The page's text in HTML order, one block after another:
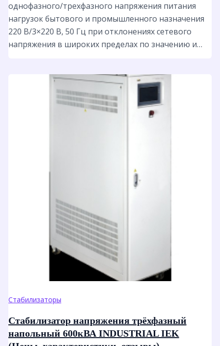
однофазного/трехфазного напряжения питания
нагрузок бытового и промышленного назначения
220 B/3×220 В, 50 Гц при отклонениях сетевого
напряжения в широких пределах по значению и…
Стабилизаторы
Стабилизатор напряжения трёхфазный
напольный 600кВА INDUSTRIAL IEK